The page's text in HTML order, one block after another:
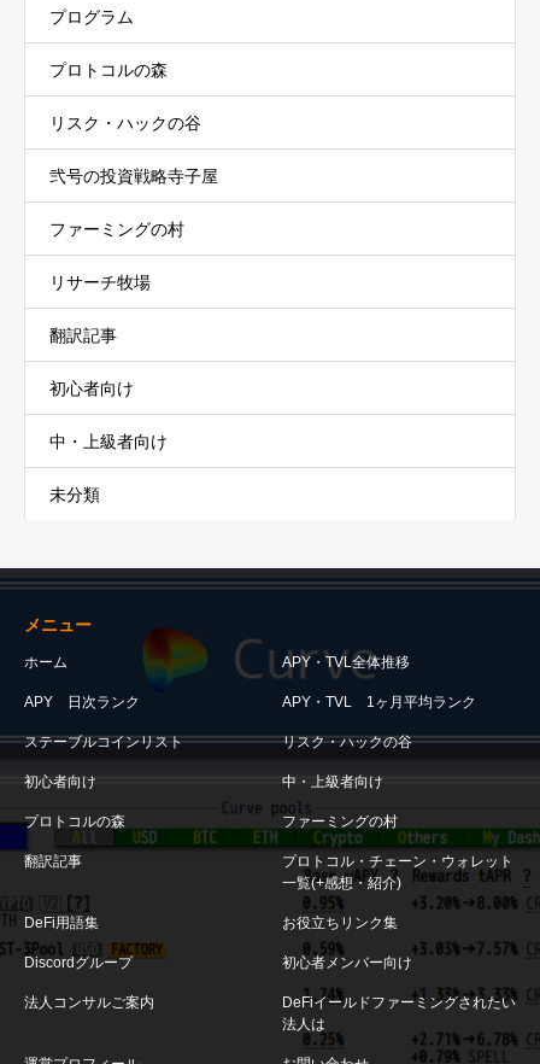
プログラム
プロトコルの森
リスク・ハックの谷
弐号の投資戦略寺子屋
ファーミングの村
リサーチ牧場
翻訳記事
初心者向け
中・上級者向け
未分類
メニュー
ホーム APY・TVL全体推移
APY 日次ランク APY・TVL 1ヶ月平均ランク
ステーブルコインリスト リスク・ハックの谷
初心者向け 中・上級者向け
プロトコルの森 ファーミングの村
翻訳記事
プロトコル・チェーン・ウォレット
一覧(+感想・紹介)
DeFi用語集 お役立ちリンク集
Discordグループ 初心者メンバー向け
法人コンサルご案内
DeFiイールドファーミングされたい
法人は